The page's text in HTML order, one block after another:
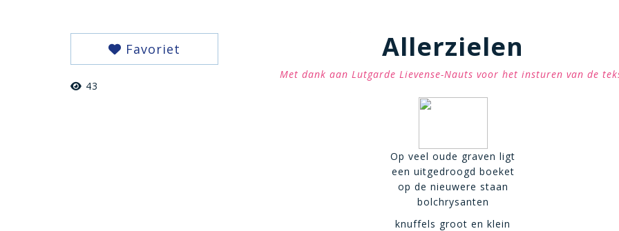
Favoriet
43
Allerzielen
Met dank aan Lutgarde Lievense-Nauts voor het insturen van de
Op veel oude graven ligt
een uitgedroogd boeket
op de nieuwere staan
bolchrysanten
knuffels groot en klein